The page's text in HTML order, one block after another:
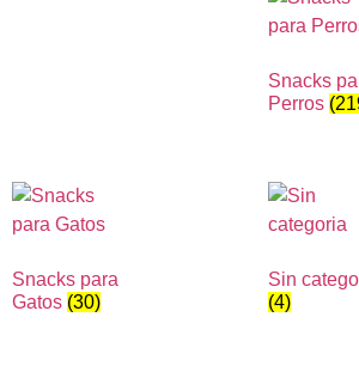
Snacks
Perros
Snacks para
Gatos (30)
Sin
(4)